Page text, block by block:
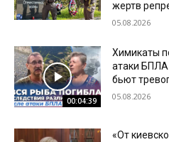
жертв
05.08.2026
00:04:39
Химикаты
атаки
бьют
05.08.2026
«От